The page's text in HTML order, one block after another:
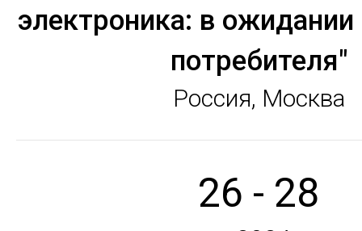
электроника: в ожидании
потребителя"
Россия, Москва
26 - 28